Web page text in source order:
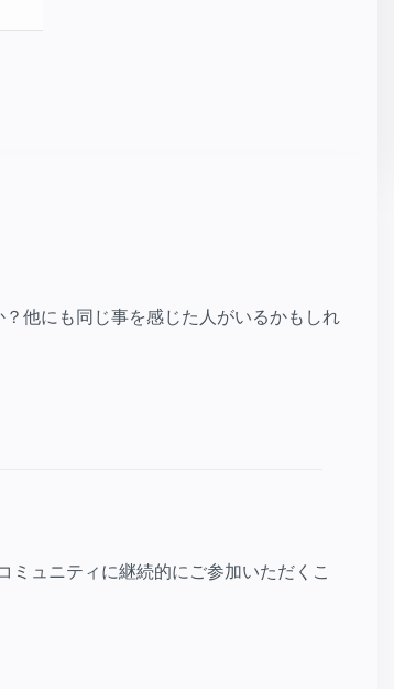
他にも同じ事を感じた人がいるかもしれ
ュニティに継続的にご参加いただくこ